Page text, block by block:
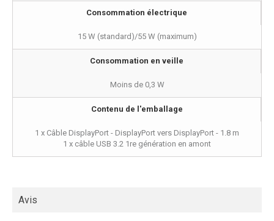
Consommation électrique
15 W (standard)/55 W (maximum)
Consommation en veille
Moins de 0,3 W
Contenu de l'emballage
1 x Câble DisplayPort - DisplayPort vers DisplayPort - 1.8 m
1 x câble USB 3.2 1re génération en amont
Avis